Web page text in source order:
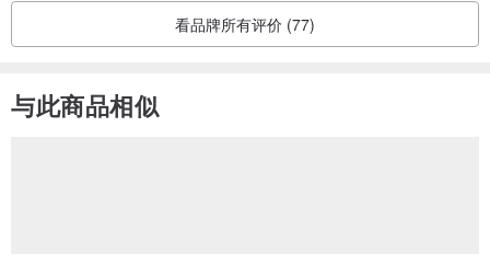
看品牌所有评价 (77)
与此商品相似